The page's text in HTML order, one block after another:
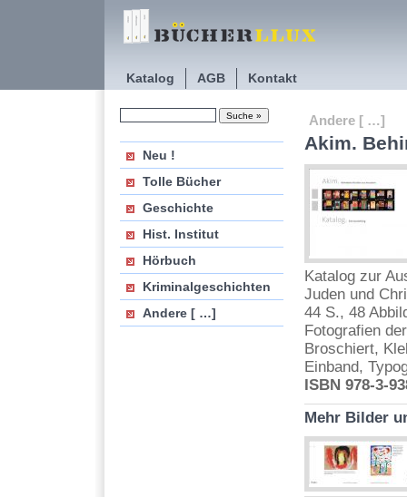
Katalog AGB Kontakt
Neu !
Tolle Bücher
Geschichte
Hist. Institut
Hörbuch
Kriminalgeschichten
Andere [ …]
Andere [ …]
Akim.
Katalog zur
Juden und
44 S., 48
Fotografien
Broschiert,
Einband,
ISBN 978-3-
Mehr Bilder